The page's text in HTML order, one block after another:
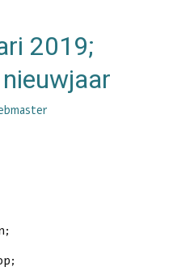
2019;